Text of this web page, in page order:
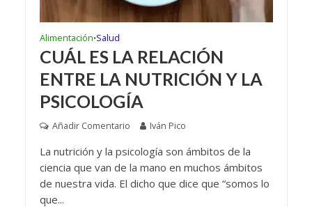
Alimentación•Salud
CUÁL ES LA RELACIÓN
ENTRE LA NUTRICIÓN Y LA
PSICOLOGÍA
Añadir Comentario Iván Pico
La nutrición y la psicología son ámbitos de la
ciencia que van de la mano en muchos ámbitos
de nuestra vida. El dicho que dice que “somos lo
que...